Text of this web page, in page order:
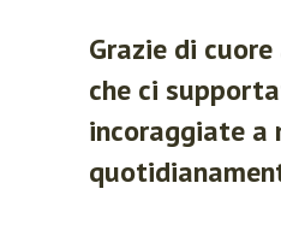
Grazie di
che ci
incoraggiate a